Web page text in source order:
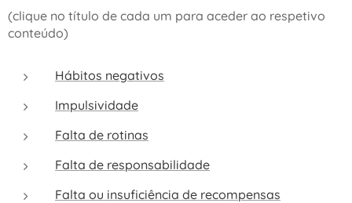
(clique no título de cada um para aceder ao respetivo
conteúdo)
Hábitos negativos
Impulsividade
Falta de rotinas
Falta de responsabilidade
Falta ou insuficiência de recompensas